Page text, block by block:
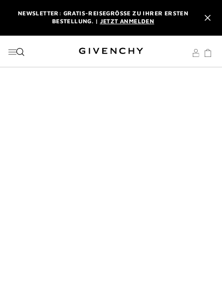
NEWSLETTER: GRATIS-REISEGRÖSSE ZU IHRER ERSTEN B
ESTELLUNG. | JETZT ANMELDEN
PROFITIEREN SIE VON KOSTENLOSEM EXPRESSVERSAND AB
EINEM EINKAUFSWERT VON 180 €. |